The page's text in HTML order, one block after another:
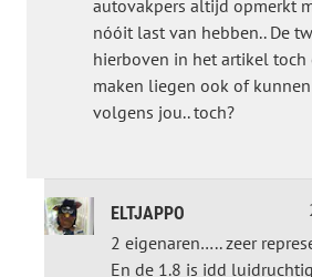
autovakpers altijd opmerkt
nóóit last van hebben.. De
hierboven in het artikel
maken liegen ook of
volgens jou.. toch?
ELTJAPPO
2 eigenaren….. zeer
En de 1.8 is idd